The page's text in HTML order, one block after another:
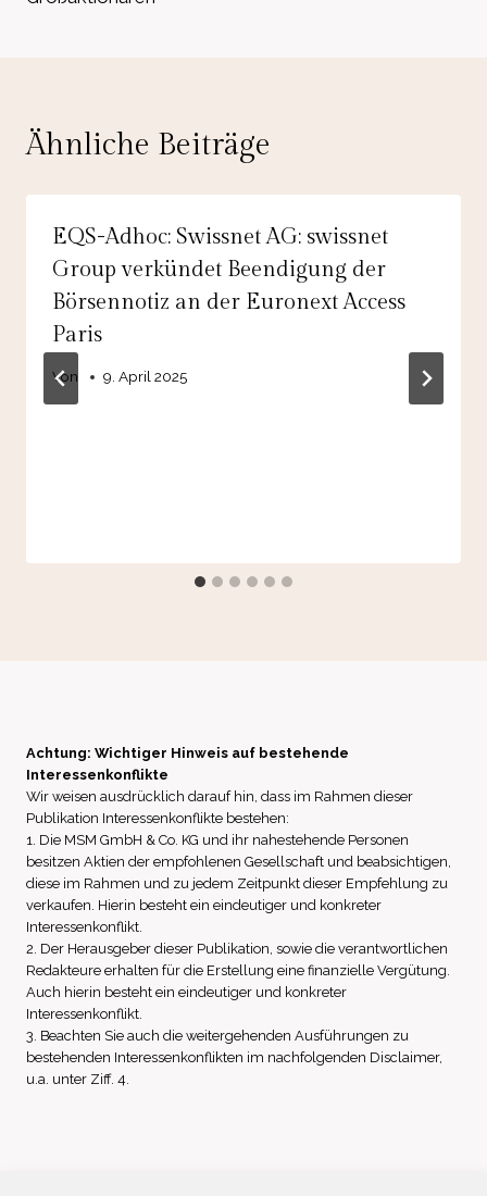
Ähnliche Beiträge
EQS-Adhoc: Swissnet AG: swissnet
Group verkündet Beendigung der
Börsennotiz an der Euronext Access
Paris
Von 9. April 2025
Achtung: Wichtiger Hinweis auf bestehende
Interessenkonflikte
Wir weisen ausdrücklich darauf hin, dass im Rahmen dieser
Publikation Interessenkonflikte bestehen:
1. Die MSM GmbH & Co. KG und ihr nahestehende Personen
besitzen Aktien der empfohlenen Gesellschaft und beabsichtigen,
diese im Rahmen und zu jedem Zeitpunkt dieser Empfehlung zu
verkaufen. Hierin besteht ein eindeutiger und konkreter
Interessenkonflikt.
2. Der Herausgeber dieser Publikation, sowie die verantwortlichen
Redakteure erhalten für die Erstellung eine finanzielle Vergütung.
Auch hierin besteht ein eindeutiger und konkreter
Interessenkonflikt.
3. Beachten Sie auch die weitergehenden Ausführungen zu
bestehenden Interessenkonflikten im nachfolgenden Disclaimer,
u.a. unter Ziff. 4.